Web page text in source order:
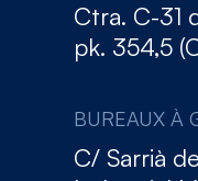
Ctra. C-31
pk. 354,5
BUREAUX À
C/ Sarrià